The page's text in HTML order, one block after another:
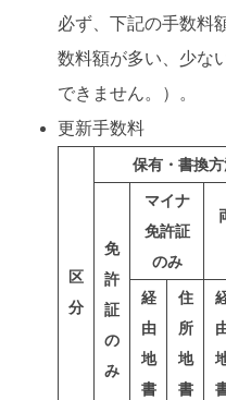
必ず、下記の手数料
数料額が多い、少な
できません。）。
更新手数料
区
分
保有・書換
免
許
証
の
み
マイナ
免許証
のみ
経
由
地
書
住
所
地
書